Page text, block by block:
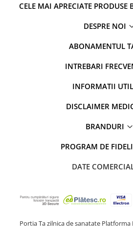
CELE MAI APRECIATE PRODUSE
DESPRE NOI
ABONAMENTUL
INTREBARI
INFORMATII
DISCLAIMER
BRANDURI
PROGRAM DE
DATE
Portia Ta zilnica de sanatate Platforma